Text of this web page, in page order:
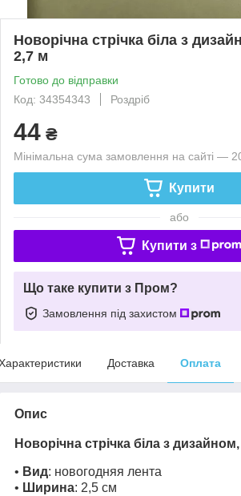
Новорічна стрічка біла з
2,7 м
Готово до відправки
Код: 34354343
Роздріб
44 ₴
Мінімальна сума замовлення на сайті —
Купити
або
Купити з
Що таке купити з Пром?
Замовлення під захистом
Доставка Оплата
Опис
Новорічна стрічка біла з
• Вид: новогодняя лента
• Ширина: 2,5 см